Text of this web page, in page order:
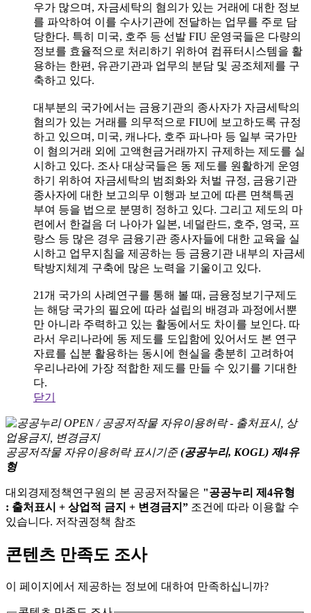
우가 많으며, 자금세탁의 혐의가 있는 거래에 대한 정보
를 파악하여 이를 수사기관에 전달하는 업무를 주로 담
당한다. 특히 미국, 호주 등 선발 FIU 운영국들은 다량의
정보를 효율적으로 처리하기 위하여 컴퓨터시스템을 활
용하는 한편, 유관기관과 업무의 분담 및 공조체제를 구
축하고 있다.
대부분의 국가에서는 금융기관의 종사자가 자금세탁의
혐의가 있는 거래를 의무적으로 FIU에 보고하도록 규정
하고 있으며, 미국, 캐나다, 호주 파나마 등 일부 국가만
이 혐의거래 외에 고액현금거래까지 규제하는 제도를 실
시하고 있다. 조사 대상국들은 동 제도를 원활하게 운영
하기 위하여 자금세탁의 범죄화와 처벌 규정, 금융기관
종사자에 대한 보고의무 이행과 보고에 따른 면책특권
부여 등을 법으로 분명히 정하고 있다. 그리고 제도의 마
련에서 한걸음 더 나아가 일본, 네덜란드, 호주, 영국, 프
랑스 등 많은 경우 금융기관 종사자들에 대한 교육을 실
시하고 업무지침을 제공하는 등 금융기관 내부의 자금세
탁방지체계 구축에 많은 노력을 기울이고 있다.
21개 국가의 사례연구를 통해 볼 때, 금융정보기구제도
는 해당 국가의 필요에 따라 설립의 배경과 과정에서뿐
만 아니라 주력하고 있는 활동에서도 차이를 보인다. 따
라서 우리나라에 동 제도를 도입함에 있어서도 본 연구
자료를 십분 활용하는 동시에 현실을 충분히 고려하여
우리나라에 가장 적합한 제도를 만들 수 있기를 기대한
다.
닫기
공공저작물 자유이용허락 표시기준 (공공누리, KOGL) 제4유
형
대외경제정책연구원의 본 공공저작물은 "공공누리 제4유형
: 출처표시 + 상업적 금지 + 변경금지” 조건에 따라 이용할 수
있습니다. 저작권정책 참조
콘텐츠 만족도 조사
이 페이지에서 제공하는 정보에 대하여 만족하십니까?